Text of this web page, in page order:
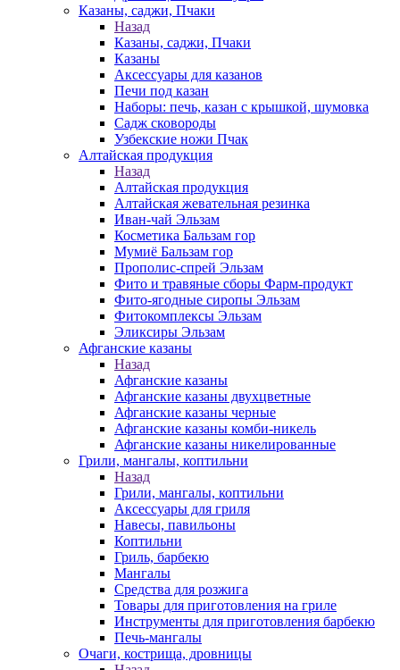
Казаны, саджи, Пчаки
Назад
Казаны, саджи, Пчаки
Казаны
Аксессуары для казанов
Печи под казан
Наборы: печь, казан с крышкой, шумовка
Садж сковороды
Узбекские ножи Пчак
Алтайская продукция
Назад
Алтайская продукция
Алтайская жевательная резинка
Иван-чай Эльзам
Косметика Бальзам гор
Мумиё Бальзам гор
Прополис-спрей Эльзам
Фито и травяные сборы Фарм-продукт
Фито-ягодные сиропы Эльзам
Фитокомплексы Эльзам
Эликсиры Эльзам
Афганские казаны
Назад
Афганские казаны
Афганские казаны двухцветные
Афганские казаны черные
Афганские казаны комби-никель
Афганские казаны никелированные
Грили, мангалы, коптильни
Назад
Грили, мангалы, коптильни
Аксессуары для гриля
Навесы, павильоны
Коптильни
Гриль, барбекю
Мангалы
Средства для розжига
Товары для приготовления на гриле
Инструменты для приготовления барбекю
Печь-мангалы
Очаги, кострища, дровницы